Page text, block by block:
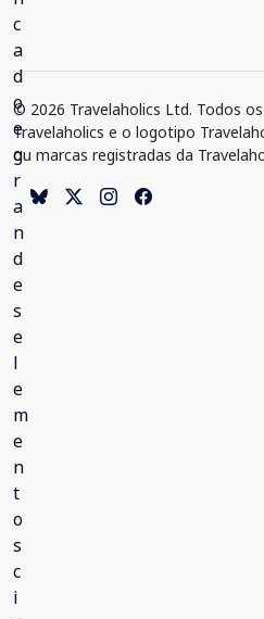
© 2026 Travelaholics Ltd. Todos
Travelaholics e o logotipo
ou marcas registradas da